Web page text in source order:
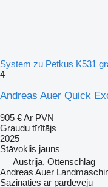
System zu Petkus K531
4
Andreas Auer Quick
905 €Ar PVN
Graudu tīrītājs
2025
Stāvoklis jauns
Austrija, Ottenschlag
Andreas Auer
Sazināties ar pārdevēju